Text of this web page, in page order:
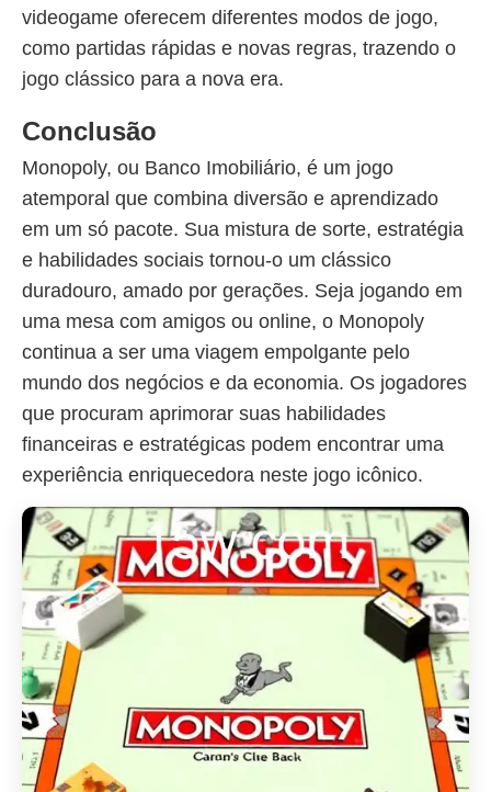
videogame oferecem diferentes modos de jogo,
como partidas rápidas e novas regras, trazendo o
jogo clássico para a nova era.
Conclusão
Monopoly, ou Banco Imobiliário, é um jogo
atemporal que combina diversão e aprendizado
em um só pacote. Sua mistura de sorte, estratégia
e habilidades sociais tornou-o um clássico
duradouro, amado por gerações. Seja jogando em
uma mesa com amigos ou online, o Monopoly
continua a ser uma viagem empolgante pelo
mundo dos negócios e da economia. Os jogadores
que procuram aprimorar suas habilidades
financeiras e estratégicas podem encontrar uma
experiência enriquecedora neste jogo icônico.